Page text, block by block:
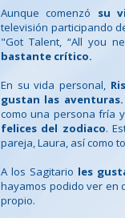
Aunque comenzó su
televisión participando
"Got Talent, “All you
bastante crítico.
En su vida personal,
gustan las aventuras.
como una persona fría
felices del zodiaco.
pareja, Laura, así como
A los Sagitario les
hayamos podido ver en
propio.